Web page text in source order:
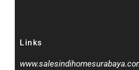
Links